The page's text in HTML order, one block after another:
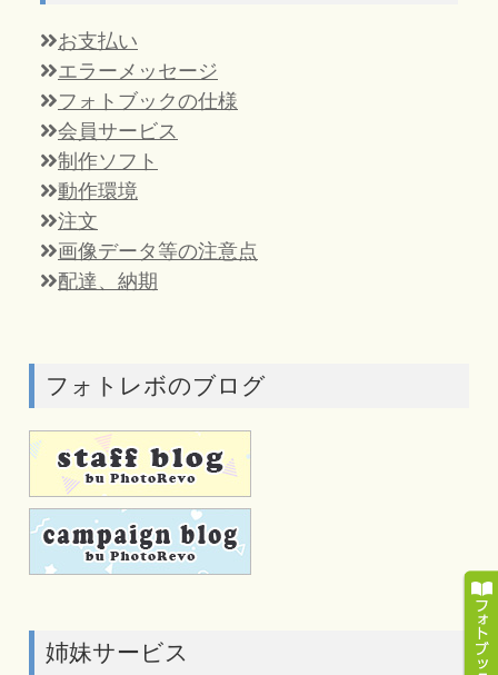
お支払い
エラーメッセージ
フォトブックの仕様
会員サービス
制作ソフト
動作環境
注文
画像データ等の注意点
配達、納期
フォトレボのブログ
姉妹サービス